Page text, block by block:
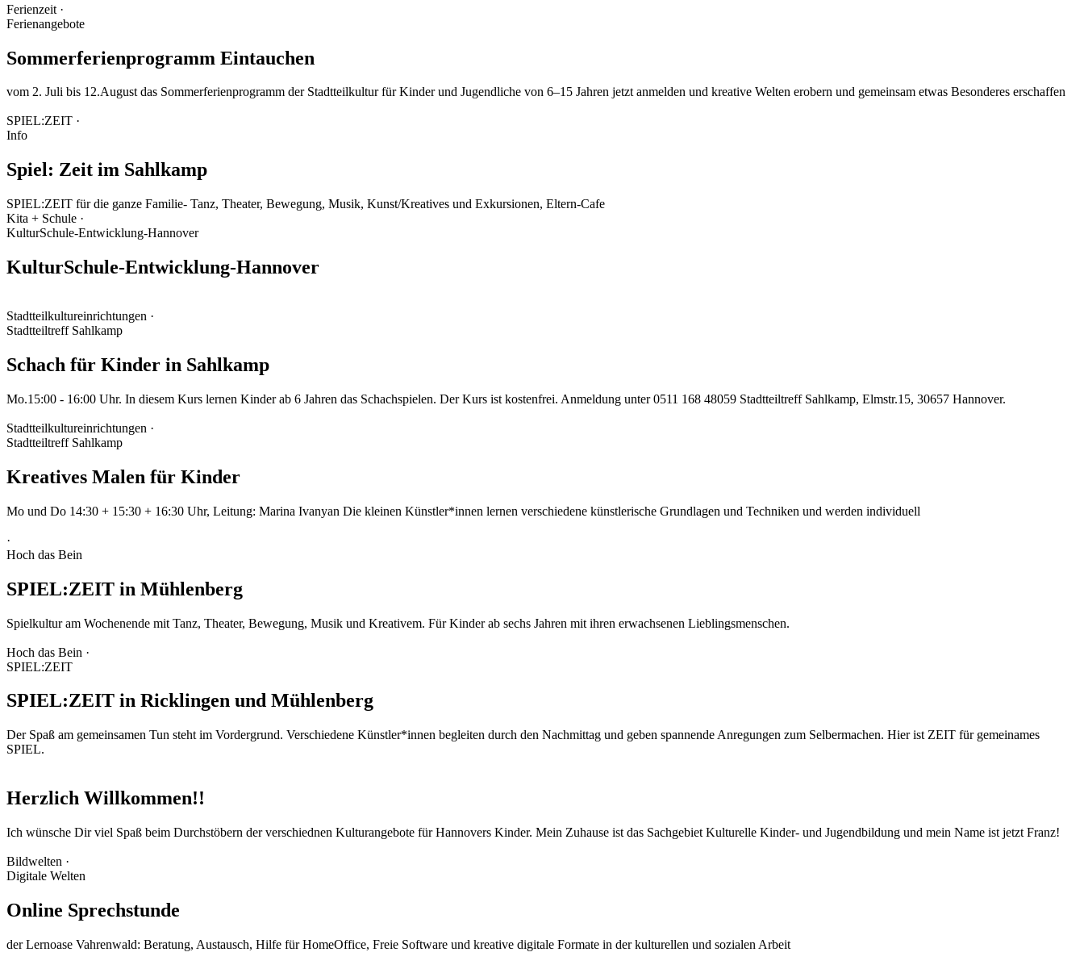
Ferienzeit ·
Ferienangebote
Sommerferienprogramm Eintauchen
vom 2. Juli bis 12.August das Sommerferienprogramm der Stadtteilkultur für Kinder und Jugendliche von 6–15 Jahren jetzt anmelden und kreative Welten erobern und gemeinsam etwas Besonderes erschaffen
SPIEL:ZEIT ·
Info
Spiel: Zeit im Sahlkamp
SPIEL:ZEIT für die ganze Familie- Tanz, Theater, Bewegung, Musik, Kunst/Kreatives und Exkursionen, Eltern-Cafe
Kita + Schule ·
KulturSchule-Entwicklung-Hannover
KulturSchule-Entwicklung-Hannover
Stadtteilkultureinrichtungen ·
Stadtteiltreff Sahlkamp
Schach für Kinder in Sahlkamp
Mo.15:00 - 16:00 Uhr. In diesem Kurs lernen Kinder ab 6 Jahren das Schachspielen. Der Kurs ist kostenfrei. Anmeldung unter 0511 168 48059 Stadtteiltreff Sahlkamp, Elmstr.15, 30657 Hannover.
Stadtteilkultureinrichtungen ·
Stadtteiltreff Sahlkamp
Kreatives Malen für Kinder
Mo und Do 14:30 + 15:30 + 16:30 Uhr, Leitung: Marina Ivanyan Die kleinen Künstler*innen lernen verschiedene künstlerische Grundlagen und Techniken und werden individuell
·
Hoch das Bein
SPIEL:ZEIT in Mühlenberg
Spielkultur am Wochenende mit Tanz, Theater, Bewegung, Musik und Kreativem. Für Kinder ab sechs Jahren mit ihren erwachsenen Lieblingsmenschen.
Hoch das Bein ·
SPIEL:ZEIT
SPIEL:ZEIT in Ricklingen und Mühlenberg
Der Spaß am gemeinsamen Tun steht im Vordergrund. Verschiedene Künstler*innen begleiten durch den Nachmittag und geben spannende Anregungen zum Selbermachen. Hier ist ZEIT für gemeinames
SPIEL.
Herzlich Willkommen!!
Ich wünsche Dir viel Spaß beim Durchstöbern der verschiednen Kulturangebote für Hannovers Kinder. Mein Zuhause ist das Sachgebiet Kulturelle Kinder- und Jugendbildung und mein Name ist jetzt Franz!
Bildwelten ·
Digitale Welten
Online Sprechstunde
der Lernoase Vahrenwald: Beratung, Austausch, Hilfe für HomeOffice, Freie Software und kreative digitale Formate in der kulturellen und sozialen Arbeit